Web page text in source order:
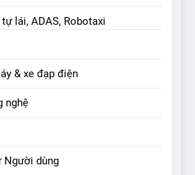
lái, ADAS, Robotaxi
& xe đạp điện
nghệ
Người dùng